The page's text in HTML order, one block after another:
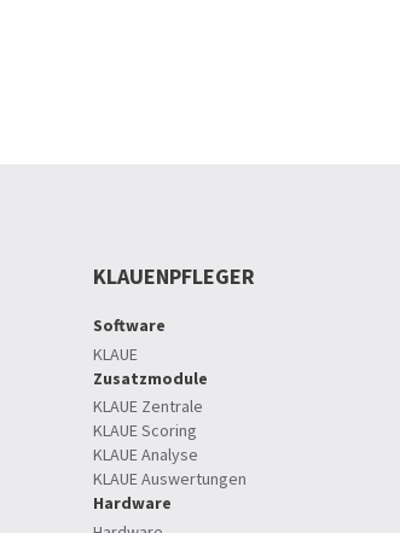
KLAUENPFLEGER
Software
KLAUE
Zusatzmodule
KLAUE Zentrale
KLAUE Scoring
KLAUE Analyse
KLAUE Auswertungen
Hardware